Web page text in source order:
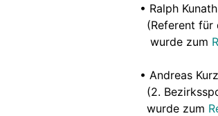
• Ralph Kunath
(Referent für
wurde zum
• Andreas Kurz
(2.
wurde zum